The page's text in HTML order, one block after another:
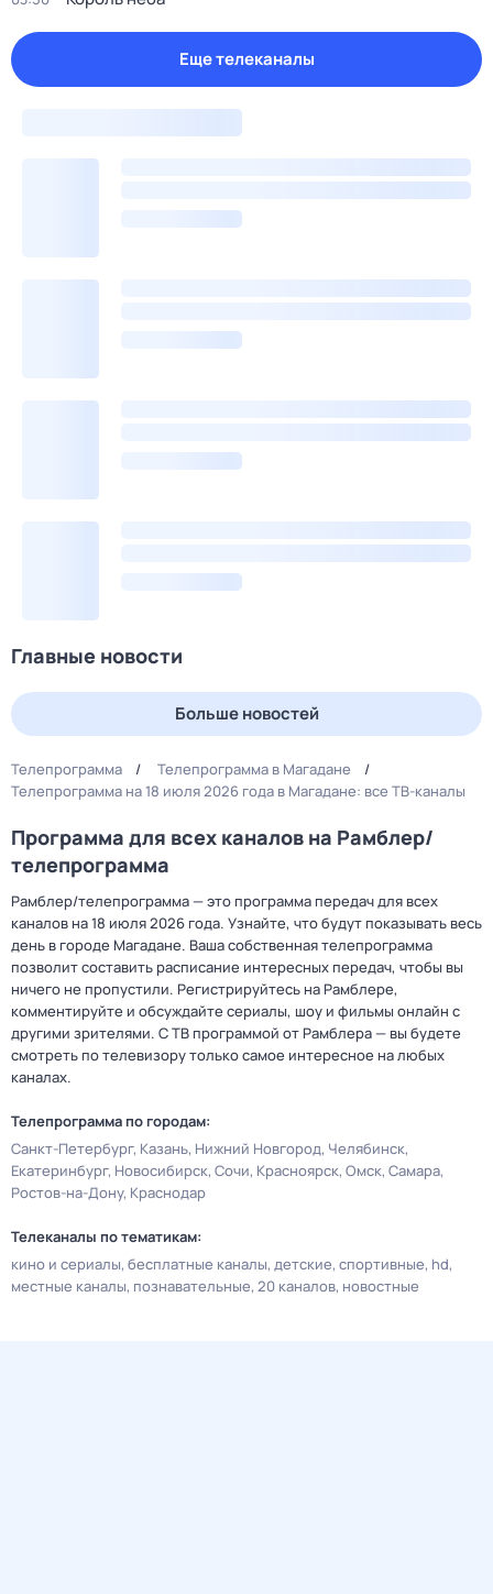
Еще телеканалы
Главные новости
Больше новостей
Телепрограмма
Телепрограмма в Магадане
Телепрограмма на 18 июля 2026 года в Магадане: все ТВ-каналы
Программа для всех каналов на Рамблер/
телепрограмма
Рамблер/телепрограмма — это программа передач для всех
каналов на 18 июля 2026 года. Узнайте, что будут показывать весь
день в городе Магадане. Ваша собственная телепрограмма
позволит составить расписание интересных передач, чтобы вы
ничего не пропустили. Регистрируйтесь на Рамблере,
комментируйте и обсуждайте сериалы, шоу и фильмы онлайн с
другими зрителями. С ТВ программой от Рамблера — вы будете
смотреть по телевизору только самое интересное на любых
каналах.
Телепрограмма по городам:
Санкт-Петербург Казань Нижний Новгород Челябинск
Екатеринбург Новосибирск Сочи Красноярск Омск Самара
Ростов-на-Дону Краснодар
Телеканалы по тематикам:
кино и сериалы бесплатные каналы детские спортивные hd
местные каналы познавательные 20 каналов новостные